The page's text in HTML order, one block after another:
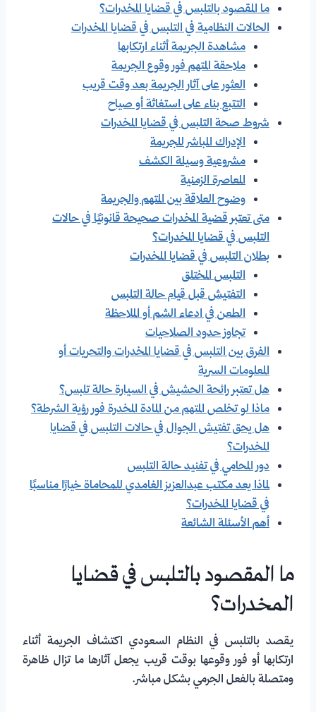
ما المقصود بالتلبس في قضايا المخدرات؟
الحالات النظامية في التلبس في قضايا المخدرات
مشاهدة الجريمة أثناء ارتكابها
ملاحقة المتهم فور وقوع الجريمة
العثور على آثار الجريمة بعد وقت قريب
التتبع بناء على استغاثة أو صياح
شروط صحة التلبس في قضايا المخدرات
الإدراك المباشر للجريمة
مشروعية وسيلة الكشف
المعاصرة الزمنية
وضوح العلاقة بين المتهم والجريمة
متى تعتبر قضية المخدرات صحيحة قانونيًا في حالات
التلبس في قضايا المخدرات؟
بطلان التلبس في قضايا المخدرات
التلبس المختلق
التفتيش قبل قيام حالة التلبس
الطعن في ادعاء الشم أو الملاحظة
تجاوز حدود الصلاحيات
الفرق بين التلبس في قضايا المخدرات والتحريات أو
المعلومات السرية
هل تعتبر رائحة الحشيش في السيارة حالة تلبس؟
ماذا لو تخلص المتهم من المادة المخدرة فور رؤية الشرطة؟
هل يحق تفتيش الجوال في حالات التلبس في قضايا
المخدرات؟
دور المحامي في تفنيد حالة التلبس
لماذا يعد مكتب عبدالعزيز الغامدي للمحاماة خيارًا مناسبًا
في قضايا المخدرات؟
أهم الأسئلة الشائعة
ما المقصود بالتلبس في قضايا
المخدرات؟
يقصد بالتلبس في النظام السعودي اكتشاف الجريمة أثناء
ارتكابها أو فور وقوعها بوقت قريب يجعل آثارها ما تزال ظاهرة
ومتصلة بالفعل الجرمي بشكل مباشر.